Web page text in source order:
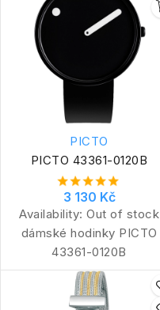
PICTO
PICTO 43361-0120B
3 130 Kč
Availability: Out of stock
dámské hodinky PICTO
43361-0120B